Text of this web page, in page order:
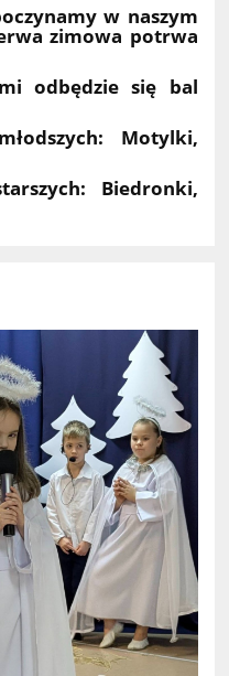
w naszym
zimowa potrwa
odbędzie się bal
Motylki,
Biedronki,